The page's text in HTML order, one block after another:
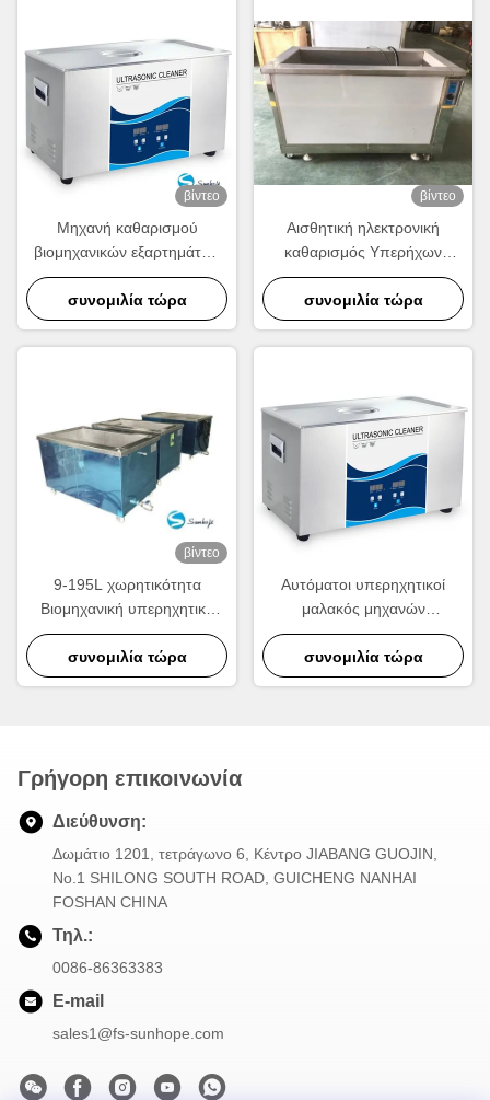
βίντεο
Μηχανή καθαρισμού
βιομηχανικών εξαρτημάτων
28KHZ συχνότητας με
ρυθμιζόμενη θερμοκρασία
συνομιλία τώρα
βίντεο
Αισθητική ηλεκτρονική
καθαρισμός Υπερήχων
καθαρισμού Μηχανή με
220VC 50HZ τροφοδοσία
ελέγχου και 9-195L
χωρητικότητα
συνομιλία τώρα
βίντεο
9-195L χωρητικότητα
Βιομηχανική υπερηχητική
πλυντήρια με προηγμένη
τεχνολογία καθαρισμού
συνομιλία τώρα
Αυτόματοι υπερηχητικοί
μαλακός μηχανών
καθαρισμού σταθεροί και
ακόμη και ανοξείδωτο
δόνησης
συνομιλία τώρα
Γρήγορη επικοινωνία
Διεύθυνση:
Δωμάτιο 1201, τετράγωνο 6, Κέντρο JIABANG GUOJIN,
Νο.1 SHILONG SOUTH ROAD, GUICHENG NANHAI
FOSHAN CHINA
Τηλ.:
0086-86363383
E-mail
sales1@fs-sunhope.com